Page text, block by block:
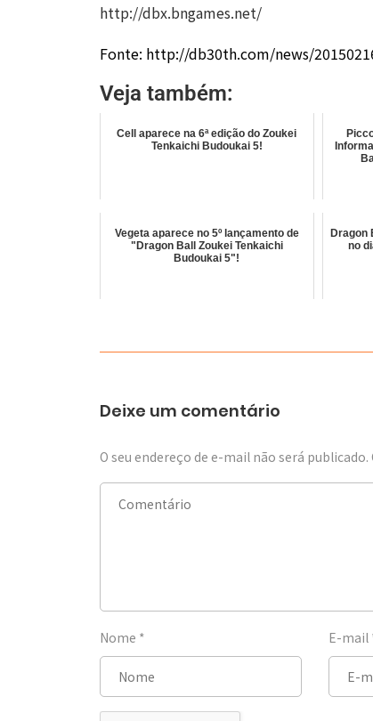
http://dbx.bngames.net/
Fonte: http://db30th.com/news/
Veja também:
Cell aparece na 6ª edição do Zoukei
Tenkaichi Budoukai 5!
Vegeta aparece no 5º lançamento de
"Dragon Ball Zoukei Tenkaichi
Budoukai 5"!
Dragon
no
Deixe um comentário
O seu endereço de e-mail não será publicado.
Nome * E-mail